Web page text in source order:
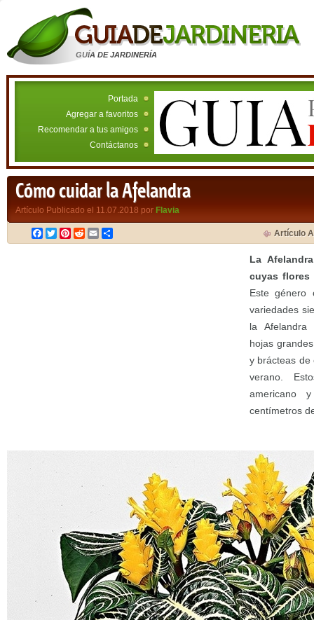
GUÍA DE JARDINERÍA
Portada
Agregar a favoritos
Recomendar a tus amigos
Contáctanos
Cómo cuidar la Afelandra
Artículo Publicado el 11.07.2018 por Flavia
Facebook
TwitterPinterest
RedditEmail Artículo
La
cuyas
Este género
variedades
la
hojas
y brácteas de
verano.
americano
centímetros